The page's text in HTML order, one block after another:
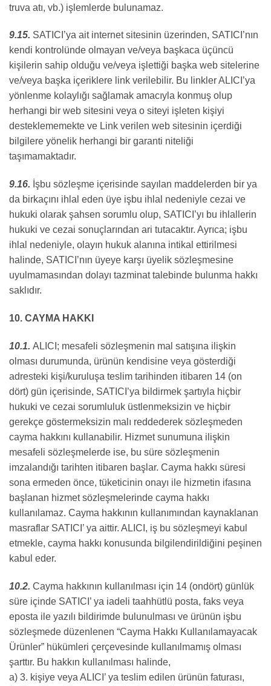
truva atı, vb.) işlemlerde bulunamaz.
9.15. SATICI’ya ait internet sitesinin üzerinden, SATICI’nın
kendi kontrolünde olmayan ve/veya başkaca üçüncü
kişilerin sahip olduğu ve/veya işlettiği başka web sitelerine
ve/veya başka içeriklere link verilebilir. Bu linkler ALICI’ya
yönlenme kolaylığı sağlamak amacıyla konmuş olup
herhangi bir web sitesini veya o siteyi işleten kişiyi
desteklememekte ve Link verilen web sitesinin içerdiği
bilgilere yönelik herhangi bir garanti niteliği
taşımamaktadır.
9.16. İşbu sözleşme içerisinde sayılan maddelerden bir ya
da birkaçını ihlal eden üye işbu ihlal nedeniyle cezai ve
hukuki olarak şahsen sorumlu olup, SATICI’yı bu ihlallerin
hukuki ve cezai sonuçlarından ari tutacaktır. Ayrıca; işbu
ihlal nedeniyle, olayın hukuk alanına intikal ettirilmesi
halinde, SATICI’nın üyeye karşı üyelik sözleşmesine
uyulmamasından dolayı tazminat talebinde bulunma hakkı
saklıdır.
10. CAYMA HAKKI
10.1. ALICI; mesafeli sözleşmenin mal satışına ilişkin
olması durumunda, ürünün kendisine veya gösterdiği
adresteki kişi/kuruluşa teslim tarihinden itibaren 14 (on
dört) gün içerisinde, SATICI’ya bildirmek şartıyla hiçbir
hukuki ve cezai sorumluluk üstlenmeksizin ve hiçbir
gerekçe göstermeksizin malı reddederek sözleşmeden
cayma hakkını kullanabilir. Hizmet sunumuna ilişkin
mesafeli sözleşmelerde ise, bu süre sözleşmenin
imzalandığı tarihten itibaren başlar. Cayma hakkı süresi
sona ermeden önce, tüketicinin onayı ile hizmetin ifasına
başlanan hizmet sözleşmelerinde cayma hakkı
kullanılamaz. Cayma hakkının kullanımından kaynaklanan
masraflar SATICI’ ya aittir. ALICI, iş bu sözleşmeyi kabul
etmekle, cayma hakkı konusunda bilgilendirildiğini peşinen
kabul eder.
10.2. Cayma hakkının kullanılması için 14 (ondört) günlük
süre içinde SATICI’ ya iadeli taahhütlü posta, faks veya
eposta ile yazılı bildirimde bulunulması ve ürünün işbu
sözleşmede düzenlenen “Cayma Hakkı Kullanılamayacak
Ürünler” hükümleri çerçevesinde kullanılmamış olması
şarttır. Bu hakkın kullanılması halinde,
a) 3. kişiye veya ALICI’ ya teslim edilen ürünün faturası,